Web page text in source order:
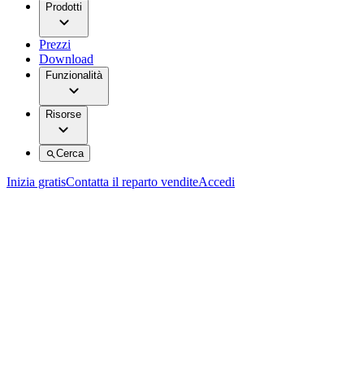
Prodotti
Prezzi
Download
Funzionalità
Risorse
Cerca
Inizia gratisContatta il reparto venditeAccedi